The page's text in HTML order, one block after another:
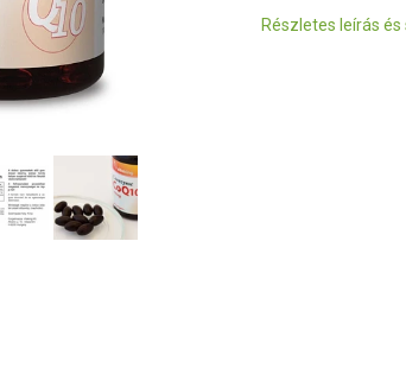
Részletes leírás